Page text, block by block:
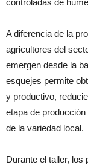
controladas de
A diferencia de la
agricultores del
emergen desde la
esquejes permite
y productivo,
etapa de
de la variedad local.
Durante el taller, los